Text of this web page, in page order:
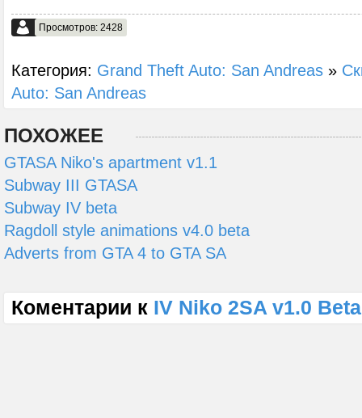
Просмотров: 2428
Категория: Grand Theft Auto: San Andreas »
Auto: San Andreas
ПОХОЖЕЕ
GTASA Niko's apartment v1.1
Subway III GTASA
Subway IV beta
Ragdoll style animations v4.0 beta
Adverts from GTA 4 to GTA SA
Коментарии к IV Niko 2SA v1.0 Beta